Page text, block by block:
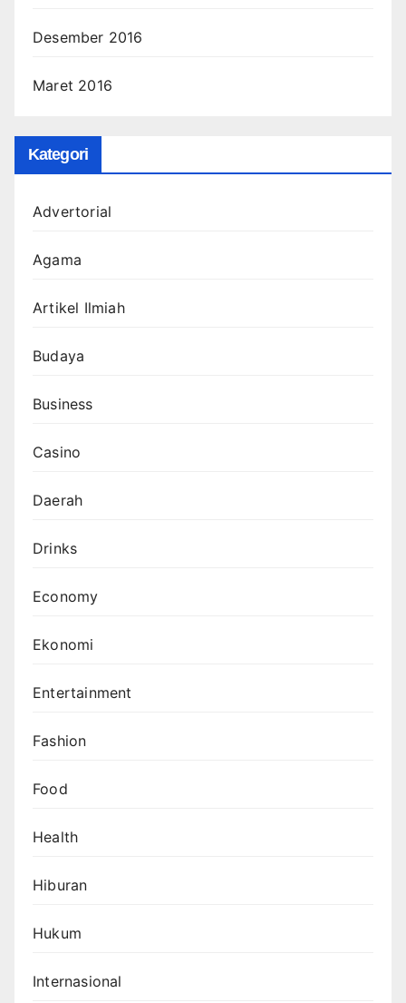
Desember 2016
Maret 2016
Kategori
Advertorial
Agama
Artikel Ilmiah
Budaya
Business
Casino
Daerah
Drinks
Economy
Ekonomi
Entertainment
Fashion
Food
Health
Hiburan
Hukum
Internasional